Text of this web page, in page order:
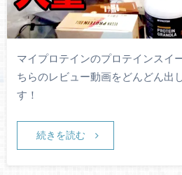
マイプロテインのプロテインスイ
ちらのレビュー動画をどんどん出
す！
続きを読む